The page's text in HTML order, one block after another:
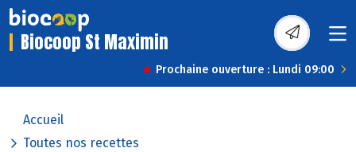
Biocoop St Maximin
Prochaine ouverture : Lundi 09:00
Accueil
Toutes nos recettes